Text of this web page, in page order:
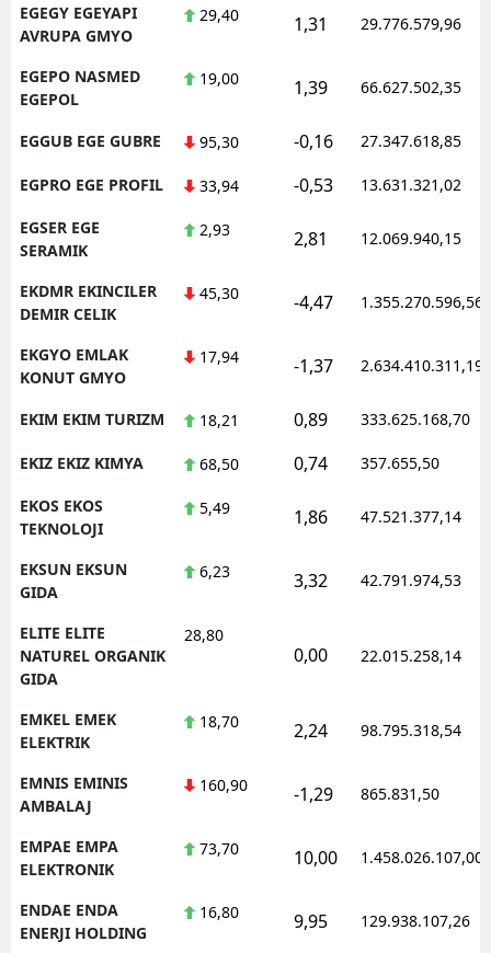
EGEGY EGEYAPI
AVRUPA GMYO
29,40 1,31 29.776.579,96
EGEPO NASMED
EGEPOL
19,00 1,39 66.627.502,35
EGGUB EGE GUBRE 95,30 -0,16 27.347.618,85
EGPRO EGE PROFIL 33,94 -0,53 13.631.321,02
EGSER EGE
SERAMIK
2,93 2,81 12.069.940,15
EKDMR EKINCILER
DEMIR CELIK
45,30 -4,47 1.355.270.596,56
EKGYO EMLAK
KONUT GMYO
17,94 -1,37 2.634.410.311,19
EKIM EKIM TURIZM 18,21 0,89 333.625.168,70
EKIZ EKIZ KIMYA 68,50 0,74 357.655,50
EKOS EKOS
TEKNOLOJI
5,49 1,86 47.521.377,14
EKSUN EKSUN
GIDA
6,23 3,32 42.791.974,53
ELITE ELITE
NATUREL ORGANIK
GIDA
28,80
0,00 22.015.258,14
EMKEL EMEK
ELEKTRIK
18,70 2,24 98.795.318,54
EMNIS EMINIS
AMBALAJ
160,90 -1,29 865.831,50
EMPAE EMPA
ELEKTRONIK
73,70 10,00 1.458.026.107,00
ENDAE ENDA
ENERJI HOLDING
16,80 9,95 129.938.107,26